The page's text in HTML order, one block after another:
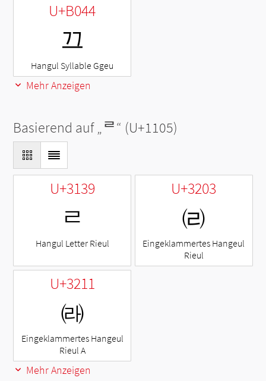
U+B044
끄
Hangul Syllable Ggeu
Mehr Anzeigen
Basierend auf „ᄅ“ (U+1105)
U+3139
ㄹ
Hangul Letter Rieul
U+3203
㈃
Eingeklammertes Hangeul
Rieul
U+3211
㈑
Eingeklammertes Hangeul
Rieul A
Mehr Anzeigen